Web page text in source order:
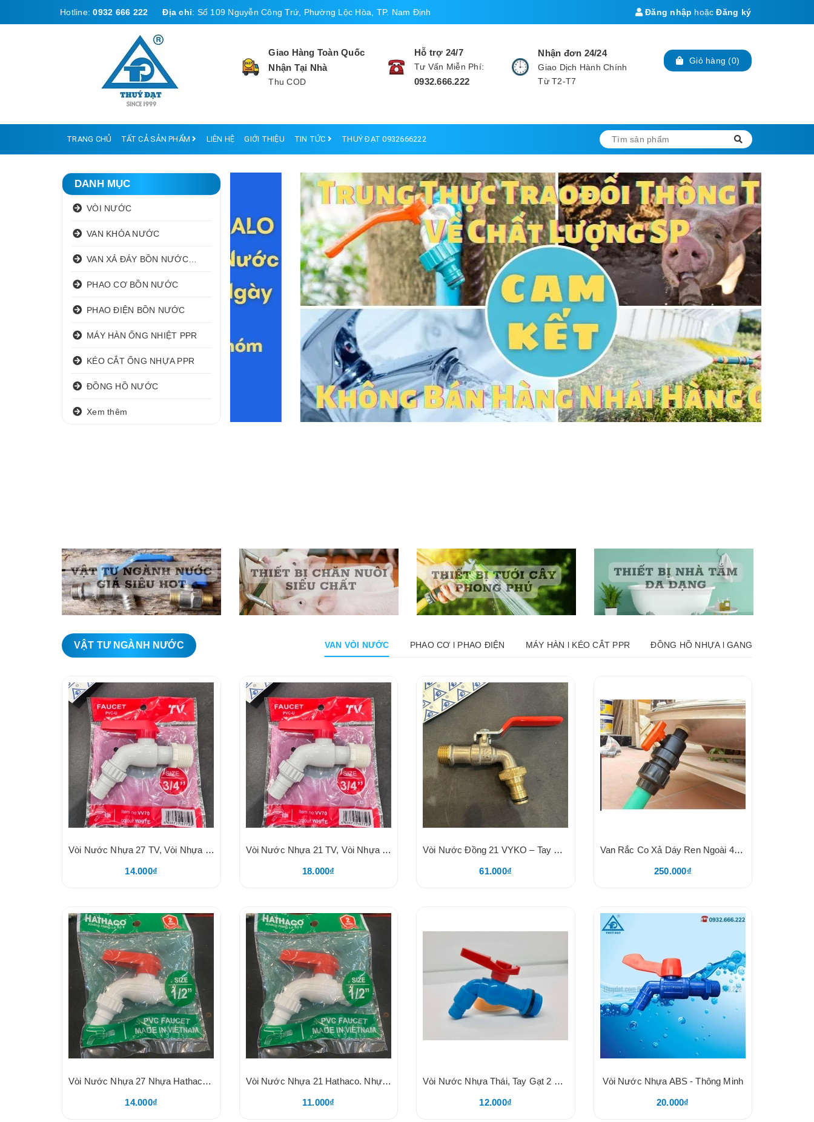
Hotline:0932 666 222 Địa chỉ: Số 109 Nguyễn Công Trứ, Phường Lộc Hòa, TP. Nam Định Đăng nhập hoặc Đăng ký
Giao Hàng Toàn Quốc
Nhận Tại Nhà
Thu COD
Hỗ trợ 24/7
Tư Vấn Miễn Phí:
0932.666.222
Nhận đơn 24/24
Giao Dịch Hành Chính
Từ T2-T7
Giỏ hàng (0)
TRANG CHỦ TẤT CẢ SẢN PHẨM LIÊN HỆ GIỚI THIỆU TIN TỨC THUÝ ĐẠT 0932666222
DANH MỤC
VÒI NƯỚC
VAN KHÓA NƯỚC
VAN XẢ ĐÁY BỒN NƯỚC INOX
PHAO CƠ BỒN NƯỚC
PHAO ĐIỆN BỒN NƯỚC
MÁY HÀN ỐNG NHIỆT PPR
KÉO CẮT ỐNG NHỰA PPR
ĐỒNG HỒ NƯỚC
Xem thêm
VẬT TƯ NGÀNH NƯỚC VAN VÒI NƯỚC PHAO CƠ l PHAO ĐIỆN MÁY HÀN l KÉO CẮT PPR ĐỒNG HỒ NHỰA l GANG
Vòi Nước Nhựa 27 TV, Vòi Nhựa Trắng Tay Cam, Tay Gạt Thông Minh 2 Chiều, Nhựa PVC, Mõm Ren Rời, Mõm Lắp Nhanh Khớp Nối Dây Tưới, BH 24 Tháng Đổi Mới
14.000₫
Vòi Nước Nhựa 21 TV, Vòi Nhựa Trắng Tay Cam, Tay Gạt Thông Minh 2 Chiều, Nhựa PVC, Mõm Ren Rời, Mõm Lắp Nhanh Khớp Nối Dây Tưới, BH 24 Tháng Đổi Mới
18.000₫
Vòi Nước Đồng 21 VYKO – Tay Gạt, Thân Đồng, Mõm Đồng Loại Dày, Đầu Vòi Lắp Nhanh Cho Dây Máy Giặt Và Khớp Nối Nhanh Cho Dây Mềm Tưới
61.000₫
Van Rắc Co Xả Dáy Ren Ngoài 49 Lắp Ống 50 HDPE Và Lắp Ống Nhiệt PPR 50
250.000₫
Vòi Nước Nhựa 27 Nhựa Hathaco. Nhựa Tay Đỏ, BH 2 Năm, Hàng VN, Hataco, Size 27
14.000₫
Vòi Nước Nhựa 21 Hathaco. Nhựa Tay Đỏ, BH 2 Năm, Hàng VN, Hataco, Size 21
11.000₫
Vòi Nước Nhựa Thái, Tay Gạt 2 Chiều, Nhựa PVC, Tay Đỏ, Size 21/27
12.000₫
Vòi Nước Nhựa ABS - Thông Minh
20.000₫